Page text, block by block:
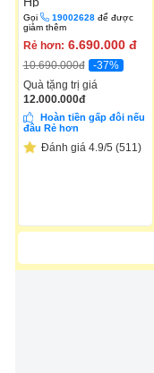
AR10DYHZAWKNSV
Gọi 19002628để được
giảm thêm
Rẻ hơn: 6.690.000 đ
10.690.000đ
-37%
Quà tặng trị giá
12.000.000đ
Hoàn tiền gấp đôi nếu
đâu Rẻ hơn
Đánh giá 4.9/5 (511)